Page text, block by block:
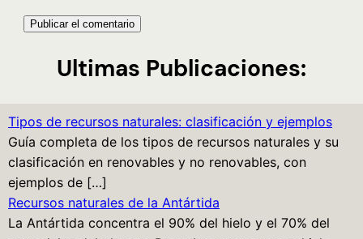
Ultimas Publicaciones:
Tipos de recursos naturales: clasificación y ejemplos
Guía completa de los tipos de recursos naturales y su
clasificación en renovables y no renovables, con
ejemplos de […]
Recursos naturales de la Antártida
La Antártida concentra el 90% del hielo y el 70% del